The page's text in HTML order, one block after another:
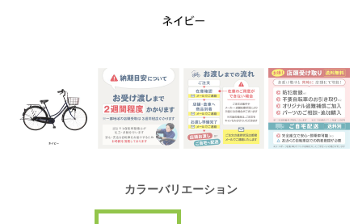
カラーバリエーション